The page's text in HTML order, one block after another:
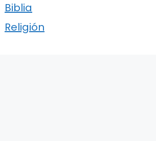
Biblia
Religión